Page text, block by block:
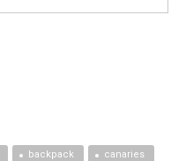
backpack canaries